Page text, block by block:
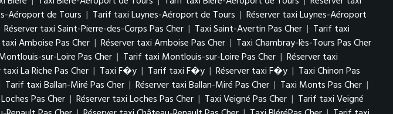
Aéroport de Tours | Tarif taxi Luynes-Aéroport de Tours | Réserver taxi Luynes-Aéroport
Réserver taxi Saint-Pierre-des-Corps Pas Cher | Taxi Saint-Avertin Pas Cher | Tarif taxi
Amboise Pas Cher | Réserver taxi Amboise Pas Cher | Taxi Chambray-lès-Tours Pas Cher
sur-Loire Pas Cher | Tarif taxi Montlouis-sur-Loire Pas Cher | Réserver taxi
La Riche Pas Cher | Taxi F�y | Tarif taxi F�y | Réserver taxi F�y | Taxi Chinon Pas
Tarif taxi Ballan-Miré Pas Cher | Réserver taxi Ballan-Miré Pas Cher | Taxi Monts Pas Cher |
Pas Cher | Réserver taxi Loches Pas Cher | Taxi Veigné Pas Cher | Tarif taxi Veigné